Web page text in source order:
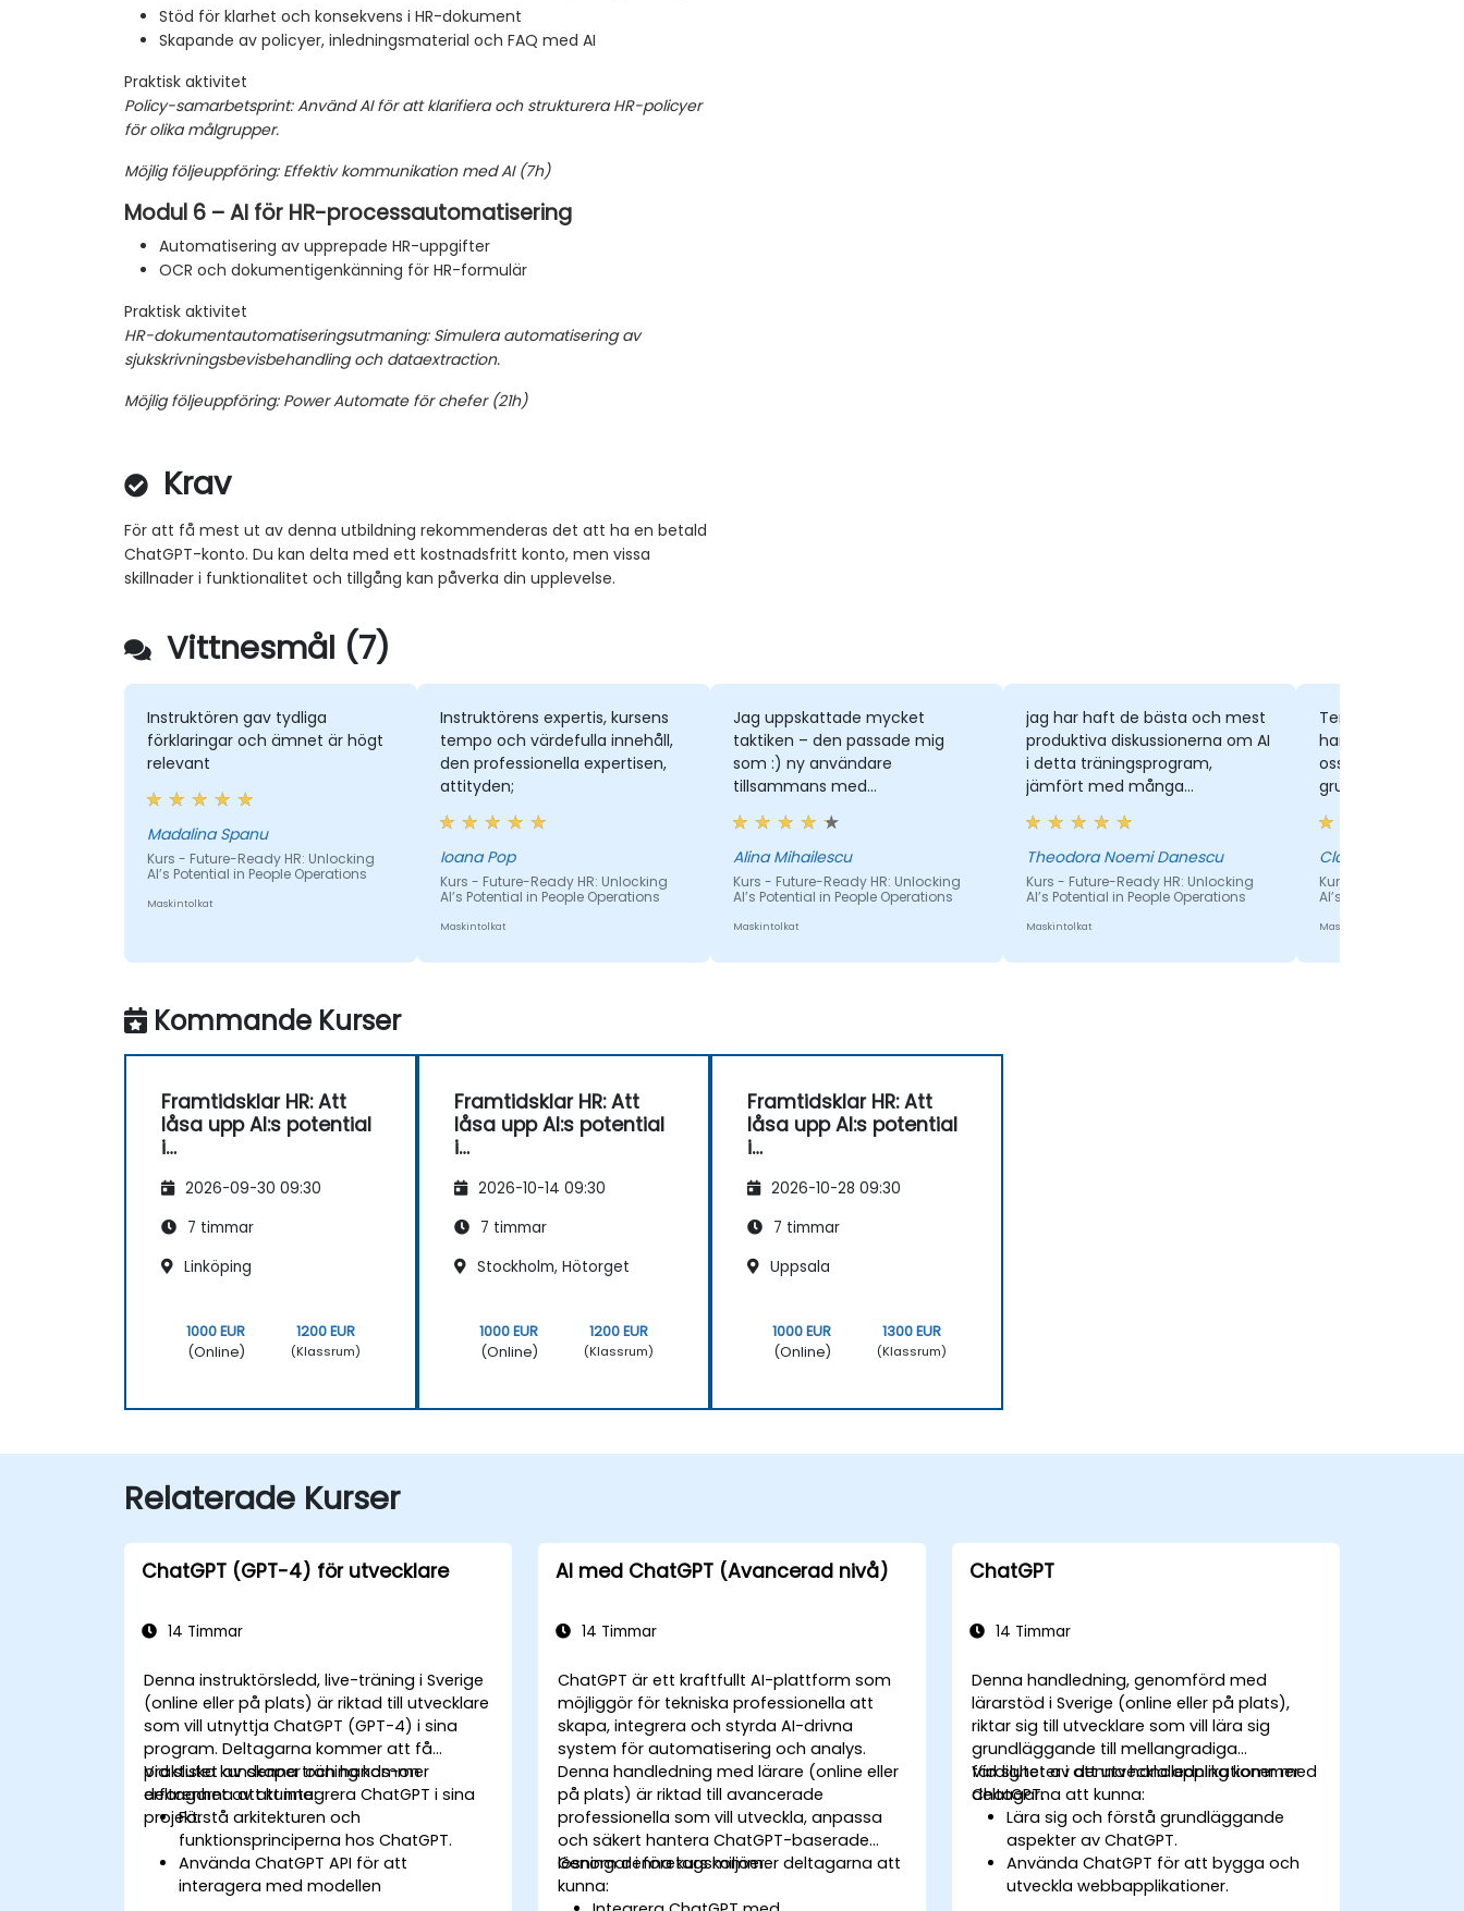
Stöd för klarhet och konsekvens i HR-dokument
Skapande av policyer, inledningsmaterial och FAQ med AI
Praktisk aktivitet
Policy-samarbetsprint: Använd AI för att klarifiera och strukturera HR-policyer
för olika målgrupper.
Möjlig följeuppföring: Effektiv kommunikation med AI (7h)
Modul 6 – AI för HR-processautomatisering
Automatisering av upprepade HR-uppgifter
OCR och dokumentigenkänning för HR-formulär
Praktisk aktivitet
HR-dokumentautomatiseringsutmaning: Simulera automatisering av
sjukskrivningsbevisbehandling och dataextraction.
Möjlig följeuppföring: Power Automate för chefer (21h)
Krav
För att få mest ut av denna utbildning rekommenderas det att ha en betald
ChatGPT-konto. Du kan delta med ett kostnadsfritt konto, men vissa
skillnader i funktionalitet och tillgång kan påverka din upplevelse.
Vittnesmål (7)
Instruktören gav tydliga
förklaringar och ämnet är högt
relevant
Madalina Spanu
Kurs - Future-Ready HR: Unlocking
AI’s Potential in People Operations
Maskintolkat
Instruktörens expertis, kursens
tempo och värdefulla innehåll,
den professionella expertisen,
attityden;
Ioana Pop
Kurs - Future-Ready HR: Unlocking
AI’s Potential in People Operations
Maskintolkat
Jag uppskattade mycket
taktiken – den passade mig
som :) ny användare
tillsammans med
informationen
Alina Mihailescu
Kurs - Future-Ready HR: Unlocking
AI’s Potential in People Operations
Maskintolkat
jag har haft de bästa och mest
produktiva diskussionerna om AI
i detta träningsprogram,
jämfört med många
evenemang och webinarier jag
deltagit i. Riktiga livs- och
praktiska tips och tricks,
verkligen användbara,
välstrukturerade och smidigt
förklarade :)
Theodora Noemi Danescu
Kurs - Future-Ready HR: Unlocking
AI’s Potential in People Operations
Maskintolkat
Tempot och det
han hade
oss och förklara
grundligt
Claudia
Kurs - Future-Ready
AI’s Potential in
Maskintolkat
Kommande Kurser
Framtidsklar HR: Att
låsa upp AI:s potential
i
n 2026-09-30 09:30
7 timmar
Linköping
1000 EUR
(Online)
1200 EUR
(Klassrum)
Framtidsklar HR: Att
låsa upp AI:s potential
i
n 2026-10-14 09:30
7 timmar
Stockholm, Hötorget
1000 EUR
(Online)
1200 EUR
(Klassrum)
Framtidsklar HR: Att
låsa upp AI:s potential
i
n 2026-10-28 09:30
7 timmar
Uppsala
1000 EUR
(Online)
1300 EUR
(Klassrum)
Relaterade Kurser
ChatGPT (GPT-4) för utvecklare
14 Timmar
Denna instruktörsledd, live-träning i Sverige
(online eller på plats) är riktad till utvecklare
som vill utnyttja ChatGPT (GPT-4) i sina
program. Deltagarna kommer att få
praktiska kunskaper och hands-on
erfarenhet av att integrera ChatGPT i sina
projekt.
Vid slutet av denna träning kommer
deltagarna att kunna:
Förstå arkitekturen och
funktionsprinciperna hos ChatGPT.
Använda ChatGPT API för att
interagera med modellen
AI med ChatGPT (Avancerad nivå)
14 Timmar
ChatGPT är ett kraftfullt AI-plattform som
möjliggör för tekniska professionella att
skapa, integrera och styrda AI-drivna
system för automatisering och analys.
Denna handledning med lärare (online eller
på plats) är riktad till avancerade
professionella som vill utveckla, anpassa
och säkert hantera ChatGPT-baserade
lösningar i företagsmiljöer.
Genom denna kurs kommer deltagarna att
kunna:
ChatGPT
14 Timmar
Denna handledning, genomförd med
lärarstöd i Sverige (online eller på plats),
riktar sig till utvecklare som vill lära sig
grundläggande till mellangradiga
färdigheter i att utveckla applikationer med
ChatGPT.
Vid slutet av denna handledning kommer
deltagarna att kunna:
Lära sig och förstå grundläggande
aspekter av ChatGPT.
Använda ChatGPT för att bygga och
utveckla webbapplikationer.